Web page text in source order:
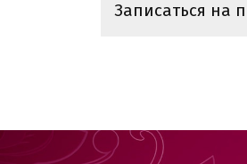
Записаться на